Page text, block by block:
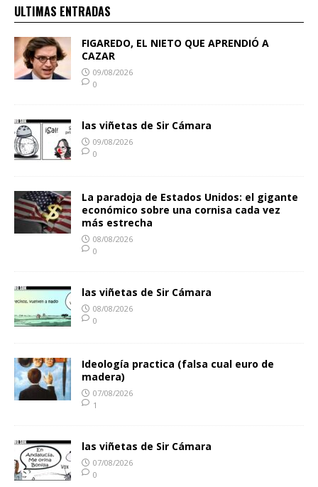
ULTIMAS ENTRADAS
FIGAREDO, EL NIETO QUE APRENDIÓ A
CAZAR
09/08/2026
0
las viñetas de Sir Cámara
09/08/2026
0
La paradoja de Estados Unidos: el gigante
económico sobre una cornisa cada vez
más estrecha
08/08/2026
0
las viñetas de Sir Cámara
08/08/2026
0
Ideología practica (falsa cual euro de
madera)
07/08/2026
1
las viñetas de Sir Cámara
07/08/2026
0